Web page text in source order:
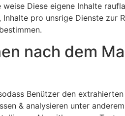
Diese eigene Inhalte
pro unsrige Dienste zur
nach dem
Benützer den
& analysieren unter